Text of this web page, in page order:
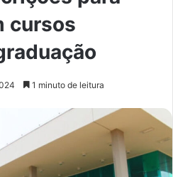
cursos
1 minuto de leitura